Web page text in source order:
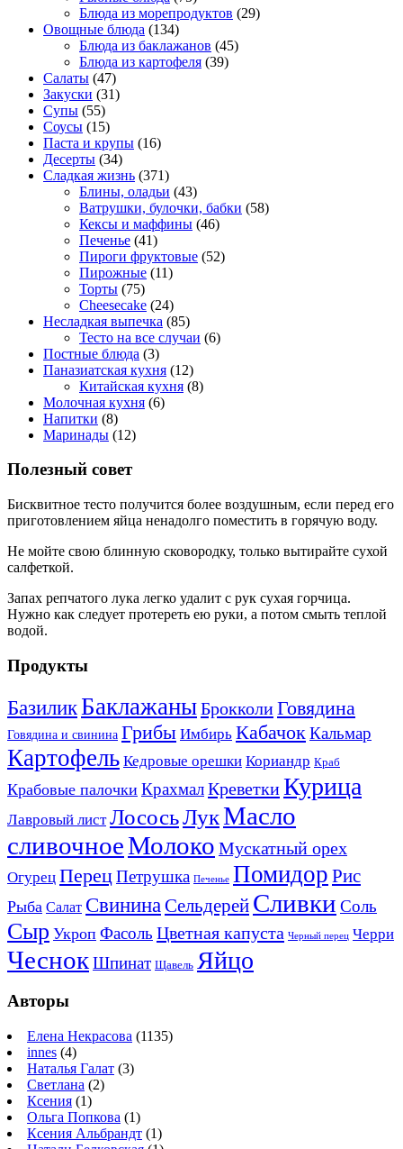
Блюда из морепродуктов (29)
Овощные блюда (134)
Блюда из баклажанов (45)
Блюда из картофеля (39)
Салаты (47)
Закуски (31)
Супы (55)
Соусы (15)
Паста и крупы (16)
Десерты (34)
Сладкая жизнь (371)
Блины, оладьи (43)
Ватрушки, булочки, бабки (58)
Кексы и маффины (46)
Печенье (41)
Пироги фруктовые (52)
Пирожные (11)
Торты (75)
Cheesecake (24)
Несладкая выпечка (85)
Тесто на все случаи (6)
Постные блюда (3)
Паназиатская кухня (12)
Китайская кухня (8)
Молочная кухня (6)
Напитки (8)
Маринады (12)
Полезный совет
Бисквитное тесто получится более воздушным, если перед его
приготовлением яйца ненадолго поместить в горячую воду.
Не мойте свою блинную сковородку, только вытирайте сухой
салфеткой.
Запах репчатого лука легко удалит с рук сухая горчица.
Нужно как следует протереть ею руки, а потом смыть теплой
водой.
Продукты
БазиликБаклажаныБрокколиГовядина
Говядина и свинина Грибы Имбирь Кабачок Кальмар
Картофель Кедровые орешки Кориандр Краб
Крабовые палочки КрахмалКреветкиКурица
Лавровый лист ЛососьЛукМасло
сливочноеМолоко Мускатный орех
Огурец ПерецПетрушка Печенье Помидор Рис
Рыба Салат Свинина Сельдерей Сливки Соль
Сыр Укроп Фасоль Цветная капуста Черный перец Черри
ЧеснокШпинат Щавель Яйцо
Авторы
Елена Некрасова (1135)
innes (4)
Наталья Галат (3)
Светлана (2)
Ксения (1)
Ольга Попкова (1)
Ксения Альбрандт (1)